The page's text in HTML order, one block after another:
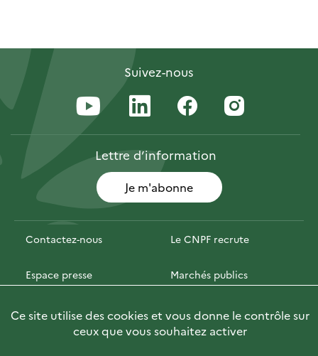
Suivez-nous
Lettred’information
Je m'abonne
Contactez-nous Le CNPF recrute
Espace presse Marchés publics
PhotoFor Briefly in English
Ce site utilise des cookies et vous donne le contrôle sur
ceux que vous souhaitez activer